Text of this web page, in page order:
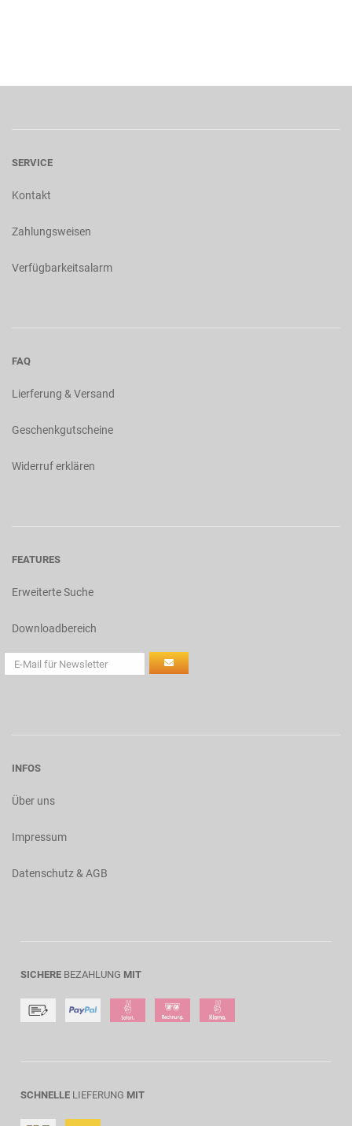
SERVICE
Kontakt
Zahlungsweisen
Verfügbarkeitsalarm
FAQ
Lierferung & Versand
Geschenkgutscheine
Widerruf erklären
FEATURES
Erweiterte Suche
Downloadbereich
INFOS
Über uns
Impressum
Datenschutz & AGB
SICHERE BEZAHLUNG MIT
SCHNELLE LIEFERUNG MIT